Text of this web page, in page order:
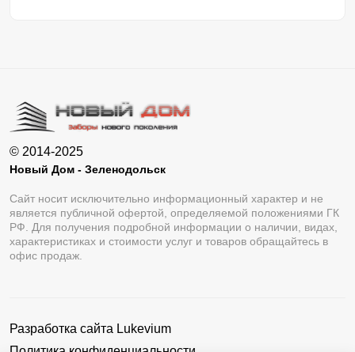
© 2014-2025
Новый Дом - Зеленодольск
Сайт носит исключительно информационный характер и не
является публичной офертой, определяемой положениями ГК
РФ. Для получения подробной информации о наличии, видах,
характеристиках и стоимости услуг и товаров обращайтесь в
офис продаж.
Разработка сайта Lukevium